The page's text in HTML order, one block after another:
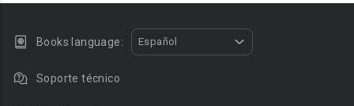
Books language: Español
Soporte técnico